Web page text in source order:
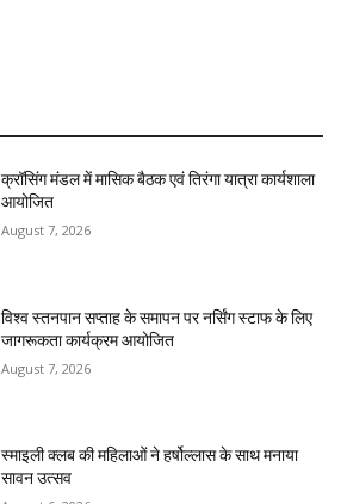
क्रॉसिंग मंडल में मासिक बैठक एवं तिरंगा यात्रा कार्यशाला
आयोजित
August 7, 2026
विश्व स्तनपान सप्ताह के समापन पर नर्सिंग स्टाफ के लिए
जागरूकता कार्यक्रम आयोजित
August 7, 2026
स्माइली क्लब की महिलाओं ने हर्षोल्लास के साथ मनाया
सावन उत्सव